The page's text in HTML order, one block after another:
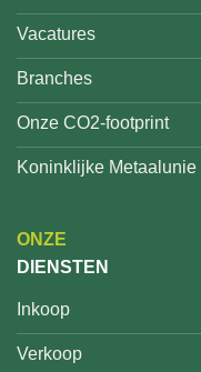
Vacatures
Branches
Onze CO2-footprint
Koninklijke Metaalunie
ONZE
DIENSTEN
Inkoop
Verkoop